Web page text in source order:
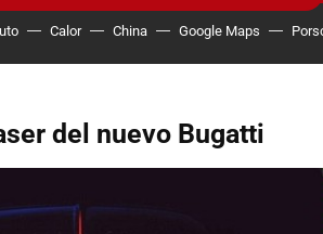
Calor China Google Maps
del nuevo Bugatti